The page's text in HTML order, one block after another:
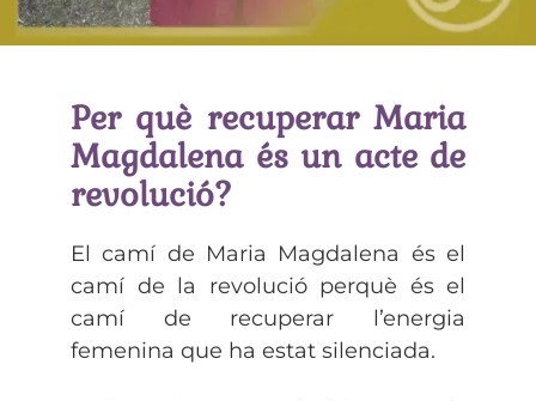
Per què recuperar Maria
Magdalena és un acte de
revolució?
El camí de Maria Magdalena és el
camí de la revolució perquè és el
camí de recuperar l’energia
femenina que ha estat silenciada.